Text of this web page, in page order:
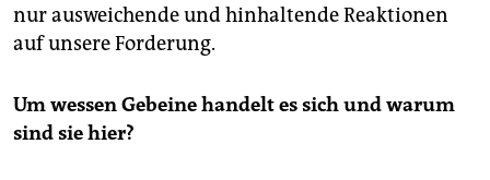
nur ausweichende und hinhaltende Reaktionen
auf unsere Forderung.
Um wessen Gebeine handelt es sich und warum
sind sie hier?